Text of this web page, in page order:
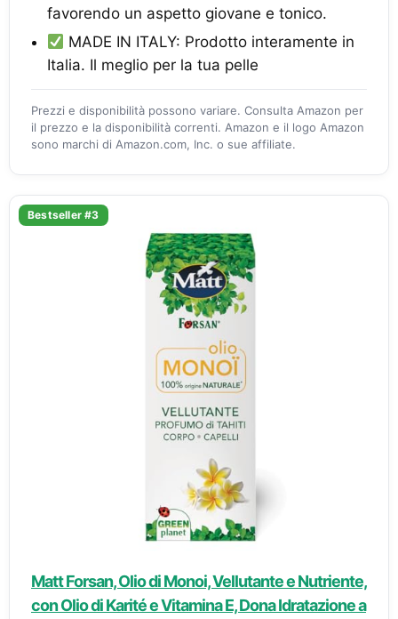
favorendo un aspetto giovane e tonico.
MADE IN ITALY: Prodotto interamente in
Italia. Il meglio per la tua pelle
Prezzi e disponibilità possono variare. Consulta Amazon per
il prezzo e la disponibilità correnti. Amazon e il logo Amazon
sono marchi di Amazon.com, Inc. o sue affiliate.
Bestseller #3
Matt Forsan, Olio di Monoi, Vellutante e Nutriente,
con Olio di Karité e Vitamina E, Dona Idratazione a